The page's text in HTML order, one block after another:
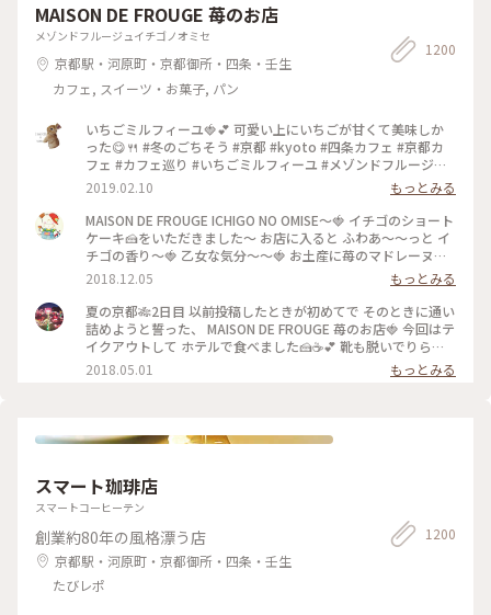
MAISON DE FROUGE 苺のお店
メゾンドフルージュイチゴノオミセ
京都駅・河原町・京都御所・四条・壬生
カフェ, スイーツ・お菓子, パン
1200
いちごミルフィーユ🍓💕 可愛い上にいちごが甘くて美味しか
った😋🍴 #冬のごちそう #京都 #kyoto #四条カフェ #京都カ
フェ #カフェ巡り #いちごミルフィーユ #メゾンドフルージュ
#苺 #strawberry #ストロベリー #いちご大好き#お茶にしよう
2019.02.10
もっとみる
MAISON DE FROUGE ICHIGO NO OMISE〜🍓 イチゴのショート
ケーキ🍰をいただきました〜 お店に入ると ふわあ〜〜っと イ
チゴの香り〜🍓 乙女な気分〜〜🍓 お土産に苺のマドレーヌを
購入〜楽しみっ❤️ #京都#イチゴのお店#ショートケーキ
2018.12.05
もっとみる
夏の京都🎋2日目 以前投稿したときが初めてで そのときに通い
詰めようと誓った、 MAISON DE FROUGE 苺のお店🍓 今回はテ
イクアウトして ホテルで食べました🍰☕️💕 靴も脱いでりらっ
くす〜〜しながら食べて、 お店でとはまた違った幸せな苺時間
でした🍓 #京都 #カフェ #ケーキ #苺
2018.05.01 もっとみる
スマート珈琲店
スマートコーヒーテン
創業約80年の風格漂う店
京都駅・河原町・京都御所・四条・壬生
たびレポ
1200